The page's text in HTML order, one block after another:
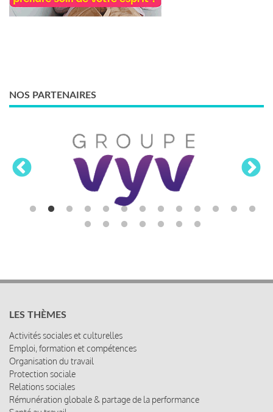
NOS PARTENAIRES
LES THÈMES
Activités sociales et culturelles
Emploi, formation et compétences
Organisation du travail
Protection sociale
Relations sociales
Rémunération globale & partage de la performance